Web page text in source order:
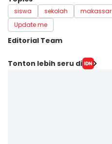
siswa sekolah makassar
Update me
Editorial Team
Editor
Tonton lebih seru di